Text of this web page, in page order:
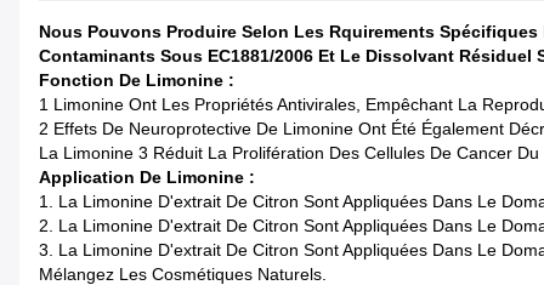
Nous Pouvons Produire Selon Les Rquirements
Contaminants Sous EC1881/2006 Et Le Dissolvant Résiduel
Fonction De Limonine :
1 Limonine Ont Les Propriétés Antivirales, Empêchant La
2 Effets De Neuroprotective De Limonine Ont Été Également
La Limonine 3 Réduit La Prolifération Des Cellules De Cancer Du
Application De Limonine :
1. La Limonine D'extrait De Citron Sont Appliquées Dans Le
2. La Limonine D'extrait De Citron Sont Appliquées Dans Le
3. La Limonine D'extrait De Citron Sont Appliquées Dans Le
Mélangez Les Cosmétiques Naturels.